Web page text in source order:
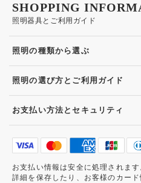
照明器具とご利用ガイド
SHOPPING
照明の種類から選ぶ
照明の選び方とご利用ガイド
お支払い方法とセキュリティ
お支払い情報は安全に処理されま
詳細を保存したり、お客様のカー